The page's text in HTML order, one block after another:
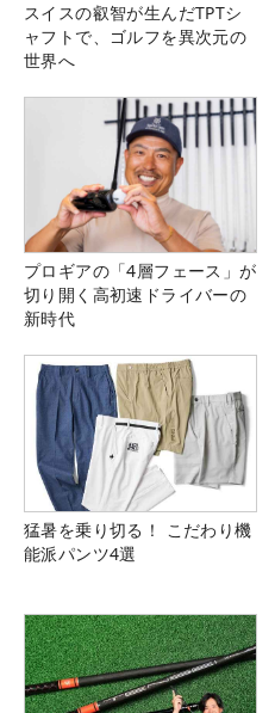
スイスの叡智が生んだTPTシ
ャフトで、ゴルフを異次元の
世界へ
プロギアの「4層フェース」が
切り開く高初速ドライバーの
新時代
猛暑を乗り切る！ こだわり機
能派パンツ4選